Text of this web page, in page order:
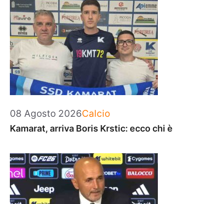
08 Agosto 2026Categorie
Calcio
Kamarat, arriva Boris Krstic: ecco chi è